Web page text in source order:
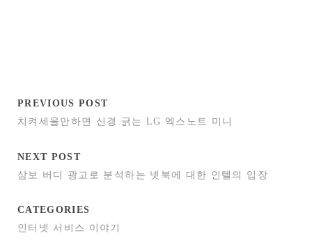
PREVIOUS POST
치켜세울만하면 신경 긁는 LG 엑스노트 미니
NEXT POST
삼보 버디 광고로 분석하는 넷북에 대한 인텔의 입장
CATEGORIES
인터넷 서비스 이야기